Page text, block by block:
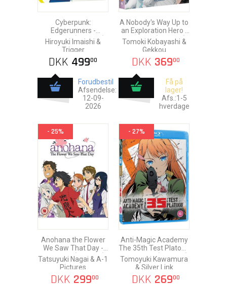
Cyberpunk:
Edgerunners -
Complete (Ep. 1-10)
Blu-Ray Steelbook
Hiroyuki Imaishi &
Trigger
DKK 49900
Forudbestil
Afsendelse:
12-09-
2026
A Nobody's Way Up to
an Exploration Hero -
Complete (Ep. 1-12)
Blu-Ray
Tomoki Kobayashi &
Gekkou
DKK 36900
Få på
lager!
Afs.:1-5
hverdage
- 25%
Anohana the Flower
We Saw That Day -
Complete (Ep. 1-11)
Blu-Ray
Tatsuyuki Nagai & A-1
Pictures
DKK 29900
- 27%
Anti-Magic Academy
The 35th Test Platoon
- Complete (Ep. 1-12)
Blu-Ray
Tomoyuki Kawamura
& Silver Link
DKK 26900